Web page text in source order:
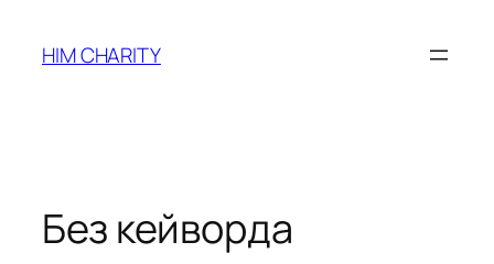
HIM CHARITY
Без кейворда